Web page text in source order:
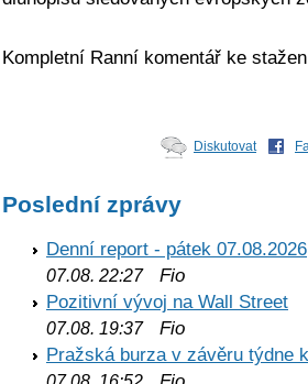
Kompletní Ranní komentář ke
Diskutovat
Poslední zprávy
Denní report - pátek 07.08.2026
07.08. 22:27Fio
Pozitivní vývoj na Wall Street
07.08. 19:37Fio
Pražská burza v závěru týdne